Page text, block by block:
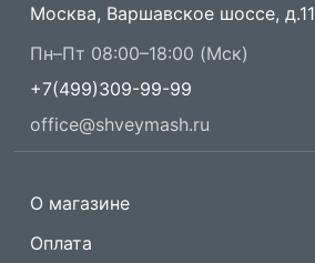
Москва, Варшавское шоссе, д.11
Пн–Пт 08:00–18:00 (Мск)
+7(499)309-99-99
office@shveymash.ru
О магазине
Оплата